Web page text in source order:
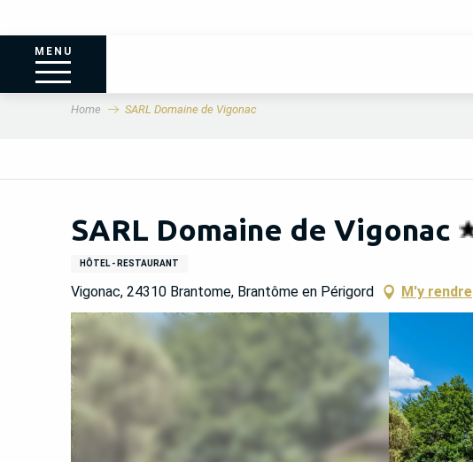
MENU
Home SARL Domaine de Vigonac
SARL Domaine de Vigonac
HÔTEL - RESTAURANT
Vigonac, 24310 Brantome, Brantôme en Périgord M'y rendre